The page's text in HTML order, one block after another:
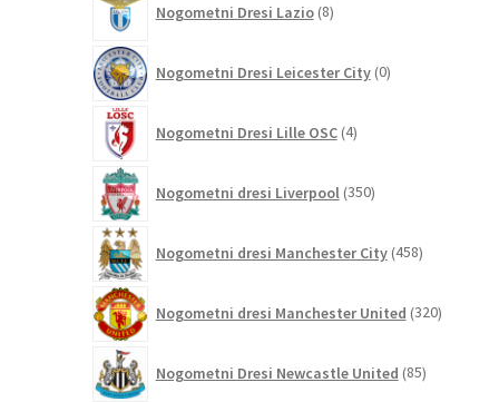
Nogometni Dresi Lazio 8izdelkov
Nogometni Dresi Leicester City 0izdelkov
Nogometni Dresi Lille OSC 4izdelki
Nogometni dresi Liverpool 350izdelkov
Nogometni dresi Manchester City 458izdelkov
Nogometni dresi Manchester United 320izdelkov
Nogometni Dresi Newcastle United 85izdelkov